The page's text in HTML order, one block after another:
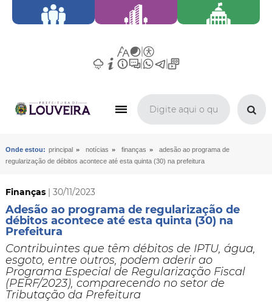
Onde estou: principal » notícias » finanças »
adesão ao programa de
regularização de débitos acontece até esta quinta (30) na prefeitura
Finanças| 30/11/2023
Adesão ao programa de regularização de
débitos acontece até esta quinta (30) na
Prefeitura
​Contribuintes que têm débitos de IPTU, água,
esgoto, entre outros, podem aderir ao
Programa Especial de Regularização Fiscal
(PERF/2023), comparecendo no setor de
Tributação da Prefeitura